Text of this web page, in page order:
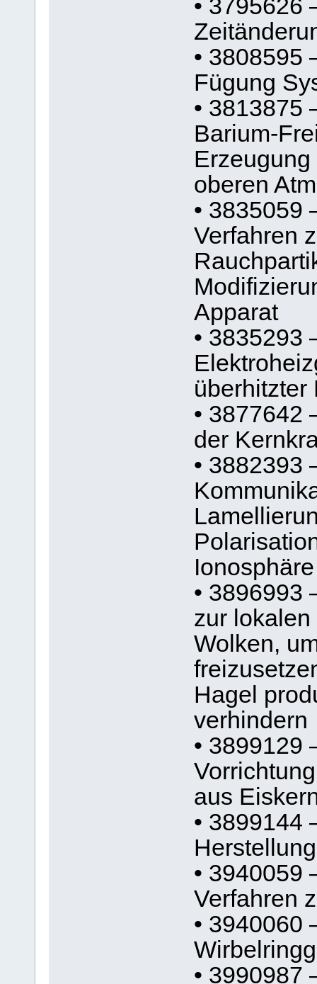
• 3795626
• 3808595
Fügung
• 3813875
Barium-
oberen
• 3835059
Verfahren
Apparat
• 3835293
überhitzter
• 3877642
der
• 3882393
• 3896993
zur
Wolken,
Hagel
verhindern
• 3899129
aus
• 3899144
• 3940059
Verfahren
• 3940060
• 3990987